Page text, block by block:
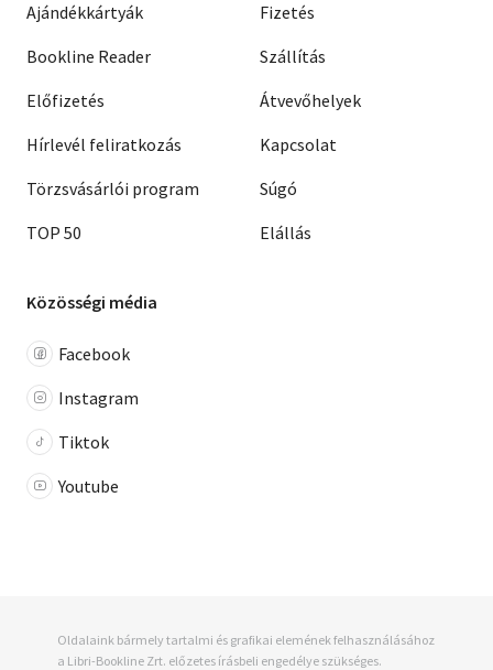
Ajándékkártyák
Bookline Reader
Előfizetés
Hírlevél feliratkozás
Törzsvásárlói program
TOP 50
Fizetés
Szállítás
Átvevőhelyek
Kapcsolat
Súgó
Elállás
Közösségi média
Facebook
Instagram
Tiktok
Youtube
Oldalaink bármely tartalmi és grafikai elemének felhasználásához
a Libri-Bookline Zrt. előzetes írásbeli engedélye szükséges.